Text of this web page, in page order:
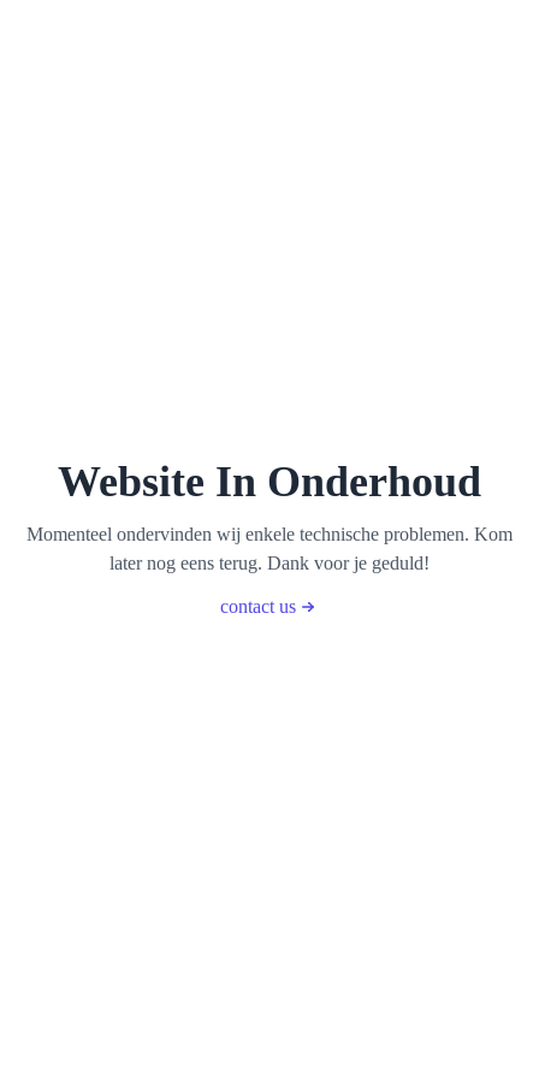
Website In Onderhoud
Momenteel ondervinden wij enkele technische problemen. Kom
later nog eens terug. Dank voor je geduld!
contact us